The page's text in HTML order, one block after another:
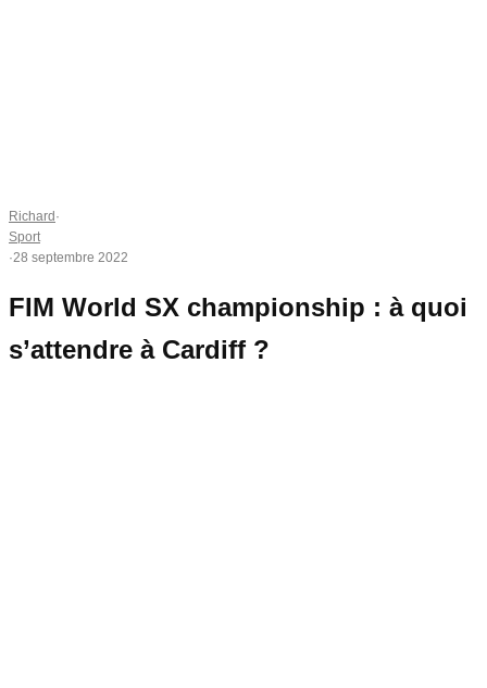
Richard ·
Sport
·28 septembre 2022
FIM World SX championship : à quoi
s’attendre à Cardiff ?